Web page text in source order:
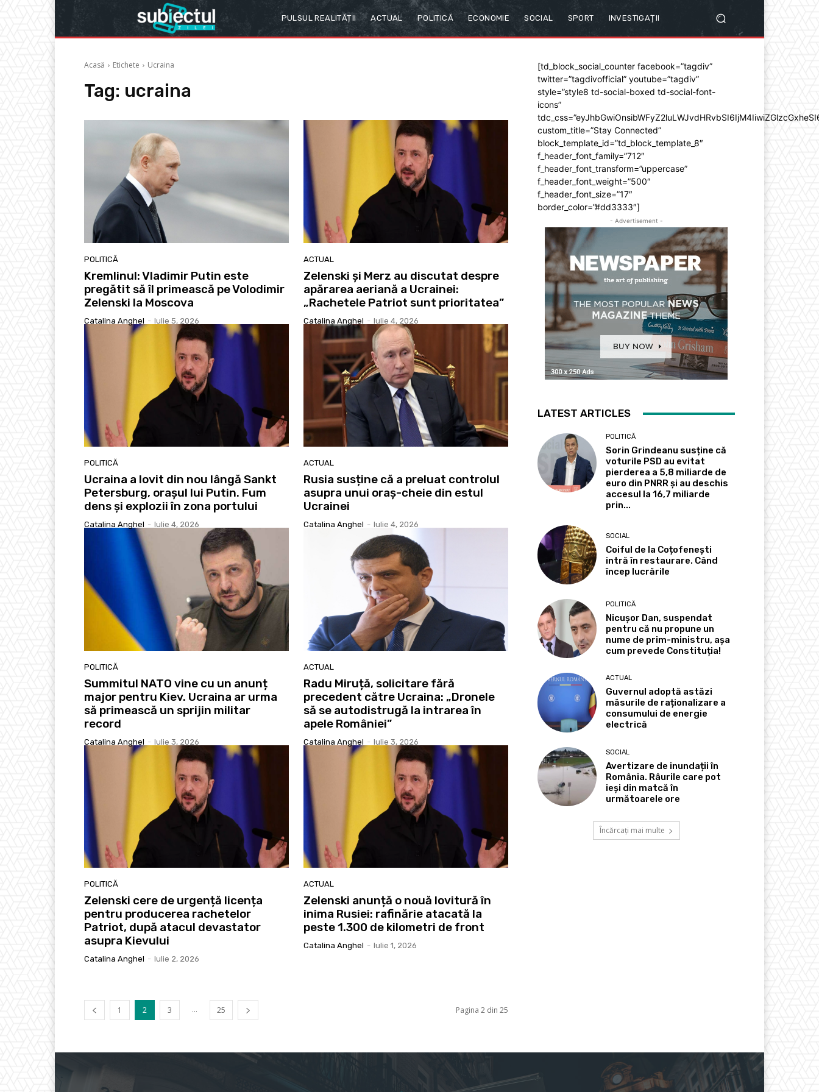
PULSUL REALITĂȚII ACTUAL POLITICĂ ECONOMIE SOCIAL SPORT INVESTIGAȚII
Acasă Etichete Ucraina
Tag: ucraina
POLITICĂ
Kremlinul: Vladimir Putin este
pregătit să îl primească pe Volodimir
Zelenski la Moscova
Catalina Anghel - Iulie 5, 2026
ACTUAL
Zelenski și Merz au discutat despre
apărarea aeriană a Ucrainei:
„Rachetele Patriot sunt prioritatea”
Catalina Anghel - Iulie 4, 2026
POLITICĂ
Ucraina a lovit din nou lângă Sankt
Petersburg, orașul lui Putin. Fum
dens și explozii în zona portului
Catalina Anghel - Iulie 4, 2026
ACTUAL
Rusia susține că a preluat controlul
asupra unui oraș-cheie din estul
Ucrainei
Catalina Anghel - Iulie 4, 2026
POLITICĂ
Summitul NATO vine cu un anunț
major pentru Kiev. Ucraina ar urma
să primească un sprijin militar
record
Catalina Anghel - Iulie 3, 2026
ACTUAL
Radu Miruță, solicitare fără
precedent către Ucraina: „Dronele
să se autodistrugă la intrarea în
apele României”
Catalina Anghel - Iulie 3, 2026
POLITICĂ
Zelenski cere de urgență licența
pentru producerea rachetelor
Patriot, după atacul devastator
asupra Kievului
Catalina Anghel - Iulie 2, 2026
ACTUAL
Zelenski anunță o nouă lovitură în
inima Rusiei: rafinărie atacată la
peste 1.300 de kilometri de front
Catalina Anghel - Iulie 1, 2026
1 2 3 ... 25 Pagina 2 din 25
[td_block_social_counter facebook=”tagdiv”
twitter=”tagdivofficial” youtube=”tagdiv”
style=”style8 td-social-boxed td-social-font-
icons”
custom_title=”Stay Connected”
block_template_id=”td_block_template_8″
f_header_font_family=”712″
f_header_font_transform=”uppercase”
f_header_font_weight=”500″
f_header_font_size=”17″
border_color=”#dd3333″]
- Advertisement -
LATEST ARTICLES
POLITICĂ
Sorin Grindeanu susține că
voturile PSD au evitat
pierderea a 5,8 miliarde de
euro din PNRR și au deschis
accesul la 16,7 miliarde
prin...
SOCIAL
Coiful de la Coțofenești
intră în restaurare. Când
încep lucrările
POLITICĂ
Nicușor Dan, suspendat
pentru că nu propune un
nume de prim-ministru, așa
cum prevede Constituția!
ACTUAL
Guvernul adoptă astăzi
măsurile de raționalizare a
consumului de energie
electrică
SOCIAL
Avertizare de inundații în
România. Râurile care pot
ieși din matcă în
următoarele ore
Încărcați mai multe